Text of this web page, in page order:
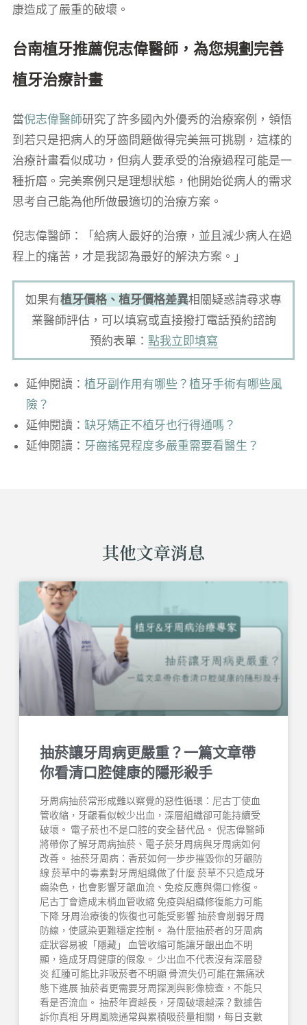
康造成了嚴重的破壞。
台南植牙推薦倪志偉醫師，為您規劃完善
植牙治療計畫
當倪志偉醫師研究了許多國內外優秀的治療案例，領悟
到若只是把病人的牙齒問題做得完美無可挑剔，這樣的
治療計畫看似成功，但病人要承受的治療過程可能是一
種折磨。完美案例只是理想狀態，他開始從病人的需求
思考自己能為他所做最適切的治療方案。
倪志偉醫師：「給病人最好的治療，並且減少病人在過
程上的痛苦，才是我認為最好的解決方案。」
如果有植牙價格、植牙價格差異相關疑惑請尋求專
業醫師評估，可以填寫或直接撥打電話預約諮詢
預約表單： 點我立即填寫
延伸閱讀： 植牙副作用有哪些？植牙手術有哪些風
險？
延伸閱讀： 缺牙矯正不植牙也行得通嗎？
延伸閱讀： 牙齒搖晃程度多嚴重需要看醫生？
其他文章消息
抽菸讓牙周病更嚴重？一篇文章帶
你看清口腔健康的隱形殺手
牙周病抽菸常形成難以察覺的惡性循環：尼古丁使血
管收縮，牙齦看似較少出血，深層組織卻可能持續受
破壞。 電子菸也不是口腔的安全替代品。 倪志偉醫師
將帶你了解牙周病抽菸、電子菸牙周病與牙周病如何
改善。 抽菸牙周病：香菸如何一步步摧毀你的牙齦防
線 菸草中的毒素對牙周組織做了什麼 菸草不只造成牙
齒染色，也會影響牙齦血流、免疫反應與傷口修復。
尼古丁會造成末梢血管收縮 免疫與組織修復能力可能
下降 牙周治療後的恢復也可能受影響 抽菸會削弱牙周
防線，使感染更難穩定控制。 為什麼抽菸者的牙周病
症狀容易被「隱藏」 血管收縮可能讓牙齦出血不明
顯，造成牙周健康的假象。 少出血不代表沒有深層發
炎 紅腫可能比非吸菸者不明顯 骨流失仍可能在無痛狀
態下進展 抽菸者更需要牙周探測與影像檢查，不能只
看是否流血。 抽菸年資越長，牙周破壞越深？數據告
訴你真相 牙周風險通常與累積吸菸量相關，每日支數